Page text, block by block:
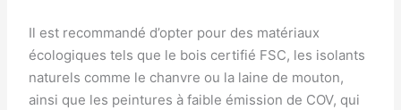
Il est recommandé d’opter pour des matériaux
écologiques tels que le bois certifié FSC, les isolants
naturels comme le chanvre ou la laine de mouton,
ainsi que les peintures à faible émission de COV, qui